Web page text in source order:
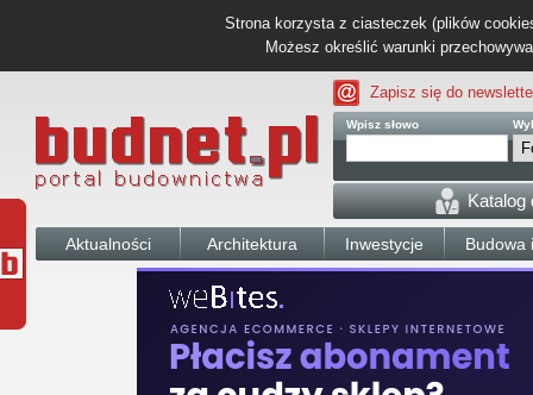
Strona korzysta z ciasteczek (plików
Możesz określić warunki
Zapisz się do
Wpisz słowo
Katalog
Aktualności Architektura Inwestycje Budowa